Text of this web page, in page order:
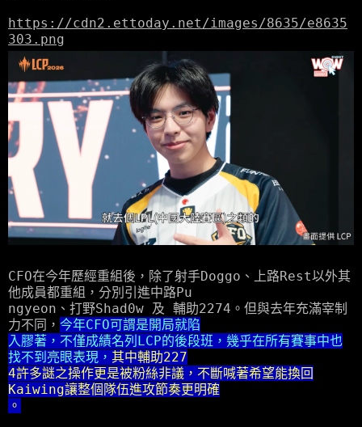
https://cdn2.ettoday.net/images/8635/e8635
303.png
CFO在今年歷經重組後，除了射手Doggo、上路Rest以外其
他成員都重組，分別引進中路Pu
ngyeon、打野Shad0w 及 輔助2274。但與去年充滿宰制
力不同， 今年CFO可謂是開局就陷
入膠著，不僅成績名列LCP的後段班，幾乎在所有賽事中也
找不到亮眼表現， 其中輔助227
4許多謎之操作更是被粉絲非議，不斷喊著希望能換回
Kaiwing讓整個隊伍進攻節奏更明確
。